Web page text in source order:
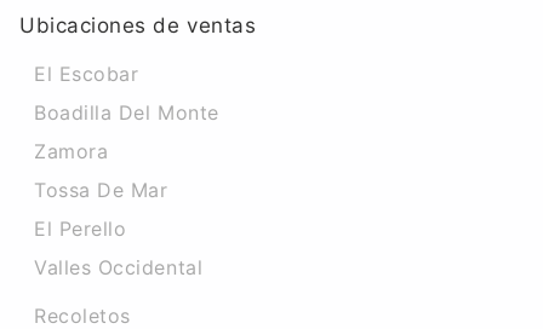
Ubicaciones de ventas
El Escobar
Boadilla Del Monte
Zamora
Tossa De Mar
El Perello
Valles Occidental
Recoletos